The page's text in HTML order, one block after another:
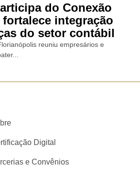
do Conexão
integração
do setor contábil
reuniu empresários e
Digital
e Convênios